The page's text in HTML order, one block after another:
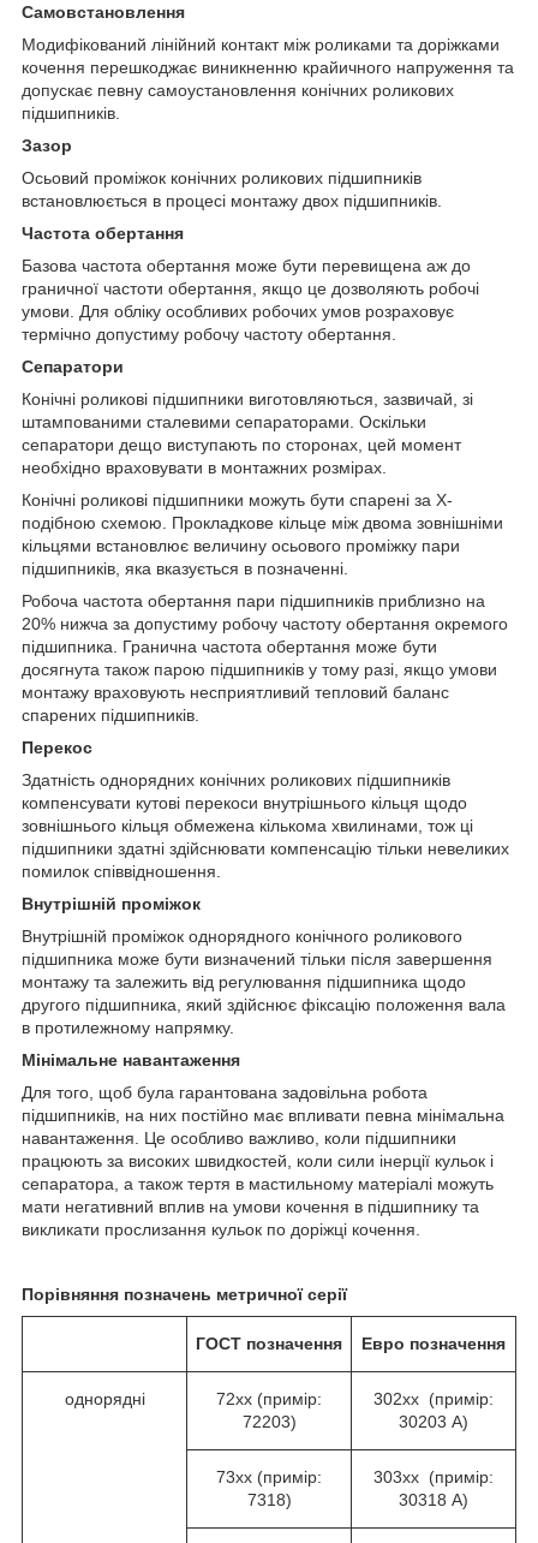
Самовстановлення
Модифікований лінійний контакт між роликами та доріжками
кочення перешкоджає виникненню крайичного напруження та
допускає певну самоустановлення конічних роликових
підшипників.
Зазор
Осьовий проміжок конічних роликових підшипників
встановлюється в процесі монтажу двох підшипників.
Частота обертання
Базова частота обертання може бути перевищена аж до
граничної частоти обертання, якщо це дозволяють робочі
умови. Для обліку особливих робочих умов розраховує
термічно допустиму робочу частоту обертання.
Сепаратори
Конічні роликові підшипники виготовляються, зазвичай, зі
штампованими сталевими сепараторами. Оскільки
сепаратори дещо виступають по сторонах, цей момент
необхідно враховувати в монтажних розмірах.
Конічні роликові підшипники можуть бути спарені за Х-
подібною схемою. Прокладкове кільце між двома зовнішніми
кільцями встановлює величину осьового проміжку пари
підшипників, яка вказується в позначенні.
Робоча частота обертання пари підшипників приблизно на
20% нижча за допустиму робочу частоту обертання окремого
підшипника. Гранична частота обертання може бути
досягнута також парою підшипників у тому разі, якщо умови
монтажу враховують несприятливий тепловий баланс
спарених підшипників.
Перекос
Здатність однорядних конічних роликових підшипників
компенсувати кутові перекоси внутрішнього кільця щодо
зовнішнього кільця обмежена кількома хвилинами, тож ці
підшипники здатні здійснювати компенсацію тільки невеликих
помилок співвідношення.
Внутрішній проміжок
Внутрішній проміжок однорядного конічного роликового
підшипника може бути визначений тільки після завершення
монтажу та залежить від регулювання підшипника щодо
другого підшипника, який здійснює фіксацію положення вала
в протилежному напрямку.
Мінімальне навантаження
Для того, щоб була гарантована задовільна робота
підшипників, на них постійно має впливати певна мінімальна
навантаження. Це особливо важливо, коли підшипники
працюють за високих швидкостей, коли сили інерції кульок і
сепаратора, а також тертя в мастильному матеріалі можуть
мати негативний вплив на умови кочення в підшипнику та
викликати прослизання кульок по доріжці кочення.
Порівняння позначень метричної серії
ГОСТ позначення Евро позначення
однорядні
72хх (примір:
72203)
302хх (примір:
30203 А)
73хх (примір:
7318)
303хх (примір:
30318 А)